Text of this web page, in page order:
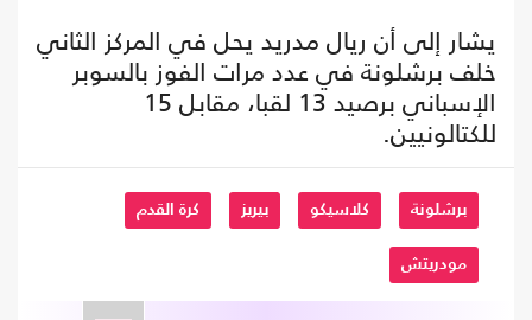
يشار إلى أن ريال مدريد يحل في المركز الثاني
خلف برشلونة في عدد مرات الفوز بالسوبر
الإسباني برصيد 13 لقبا، مقابل 15
للكتالونيين.
برشلونة كلاسيكو بيريز كرة القدم
مودريتش